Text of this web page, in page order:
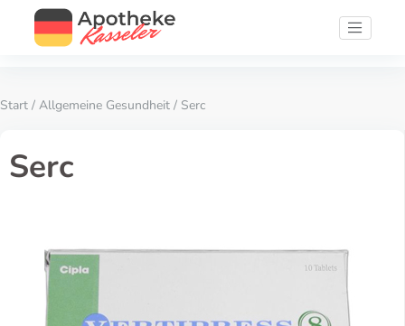
Start / Allgemeine Gesundheit / Serc
Serc